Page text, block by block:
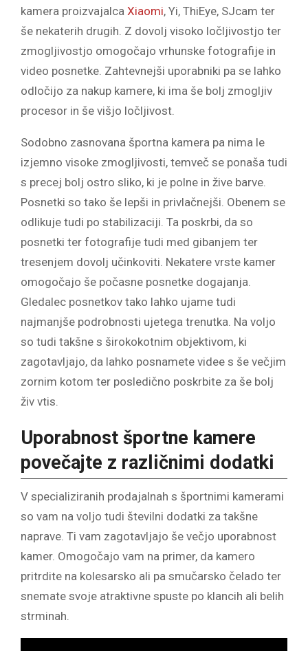
kamera proizvajalca Xiaomi, Yi, ThiEye, SJcam ter
še nekaterih drugih. Z dovolj visoko ločljivostjo ter
zmogljivostjo omogočajo vrhunske fotografije in
video posnetke. Zahtevnejši uporabniki pa se lahko
odločijo za nakup kamere, ki ima še bolj zmogljiv
procesor in še višjo ločljivost.
Sodobno zasnovana športna kamera pa nima le
izjemno visoke zmogljivosti, temveč se ponaša tudi
s precej bolj ostro sliko, ki je polne in žive barve.
Posnetki so tako še lepši in privlačnejši. Obenem se
odlikuje tudi po stabilizaciji. Ta poskrbi, da so
posnetki ter fotografije tudi med gibanjem ter
tresenjem dovolj učinkoviti. Nekatere vrste kamer
omogočajo še počasne posnetke dogajanja.
Gledalec posnetkov tako lahko ujame tudi
najmanjše podrobnosti ujetega trenutka. Na voljo
so tudi takšne s širokokotnim objektivom, ki
zagotavljajo, da lahko posnamete videe s še večjim
zornim kotom ter posledično poskrbite za še bolj
živ vtis.
Uporabnost športne kamere
povečajte z različnimi dodatki
V specializiranih prodajalnah s športnimi kamerami
so vam na voljo tudi številni dodatki za takšne
naprave. Ti vam zagotavljajo še večjo uporabnost
kamer. Omogočajo vam na primer, da kamero
pritrdite na kolesarsko ali pa smučarsko čelado ter
snemate svoje atraktivne spuste po klancih ali belih
strminah.